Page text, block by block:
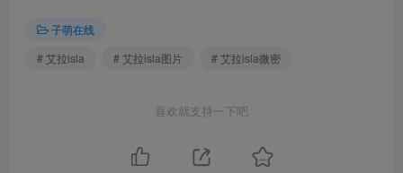
子萌在线
# 艾拉isla
# 艾拉isla图片 # 艾拉isla微密
喜欢就支持一下吧